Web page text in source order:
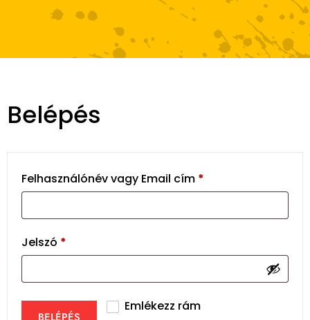
Belépés
Felhasználónév vagy Email cím *
Jelszó *
Emlékezz rám